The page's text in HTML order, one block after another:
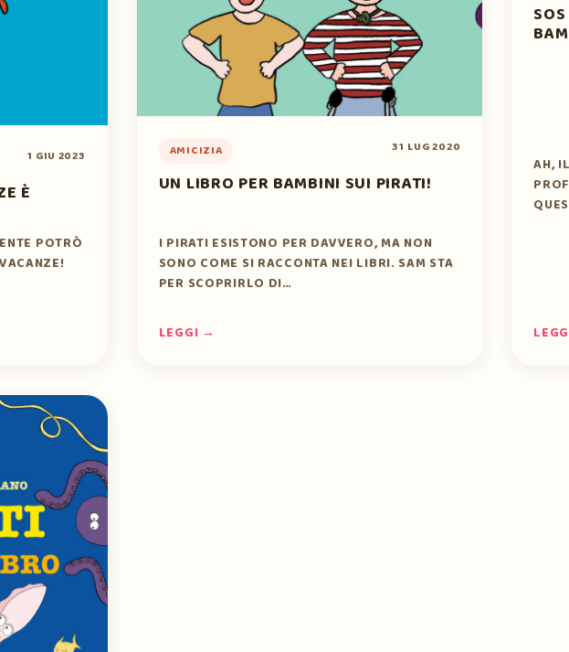
1 GIU 2023
È
POTRÒ
AMICIZIA 31 LUG 2020
UN LIBRO PER BAMBINI SUI PIRATI!
I PIRATI ESISTONO PER DAVVERO, MA NON
SONO COME SI RACCONTA NEI LIBRI. SAM STA
PER SCOPRIRLO DI…
LEGGI →
AH,